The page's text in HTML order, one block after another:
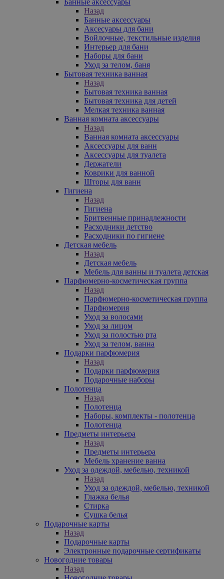
Назад
Банные аксессуары
Аксесуары для бани
Войлочные, текстильные изделия
Интерьер для бани
Наборы для бани
Уход за телом, баня
Бытовая техника ванная
Назад
Бытовая техника ванная
Бытовая техника для детей
Мелкая техника ванная
Ванная комната аксессуары
Назад
Ванная комната аксессуары
Аксессуары для ванн
Аксессуары для туалета
Держатели
Коврики для ванной
Шторы для ванн
Гигиена
Назад
Гигиена
Бритвенные принадлежности
Расходники детство
Расходники по гигиене
Детская мебель
Назад
Детская мебель
Мебель для ванны и туалета детская
Парфюмерно-косметическая группа
Назад
Парфюмерно-косметическая группа
Парфюмерия
Уход за волосами
Уход за лицом
Уход за полостью рта
Уход за телом, ванна
Подарки парфюмерия
Назад
Подарки парфюмерия
Подарочные наборы
Полотенца
Назад
Полотенца
Наборы, комплекты - полотенца
Полотенца
Предметы интерьера
Назад
Предметы интерьера
Мебель хранение ванна
Уход за одеждой, мебелью, техникой
Назад
Уход за одеждой, мебелью, техникой
Глажка белья
Стирка
Сушка белья
Подарочные карты
Назад
Подарочные карты
Электронные подарочные сертификаты
Новогодние товары
Назад